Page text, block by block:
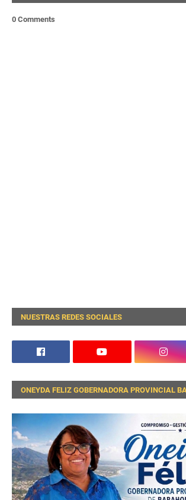
0 Comments
NUESTRAS REDES SOCIALES
ONEYDA FELIZ GOBERNADORA PROVINCIAL